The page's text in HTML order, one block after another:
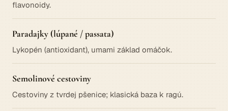
flavonoidy.
Paradajky (lúpané / passata)
Lykopén (antioxidant), umami základ omáčok.
Semolinové cestoviny
Cestoviny z tvrdej pšenice; klasická baza k ragú.